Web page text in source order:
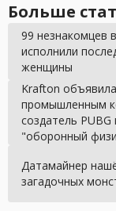
Больше
99 незнакомцев
исполнили
женщины
Krafton
промышленным
создатель
"оборонный
Датамайнер
загадочных